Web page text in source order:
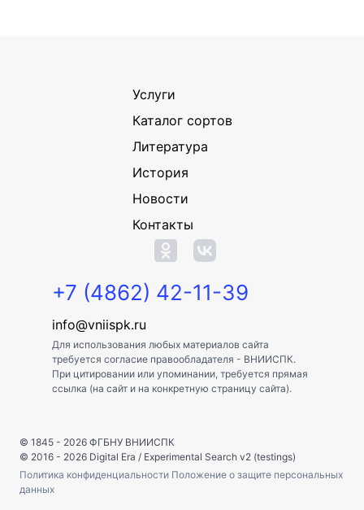
Услуги
Каталог сортов
Литература
История
Новости
Контакты
+7 (4862) 42-11-39
info@vniispk.ru
Для использования любых материалов сайта
требуется согласие правообладателя - ВНИИСПК.
При цитировании или упоминании, требуется прямая
ссылка (на сайт и на конкретную страницу сайта).
© 1845 - 2026 ФГБНУ ВНИИСПК
© 2016 - 2026 Digital Era / Experimental Search v2 (testings)
Политика конфиденциальности Положение о защите персональных
данных